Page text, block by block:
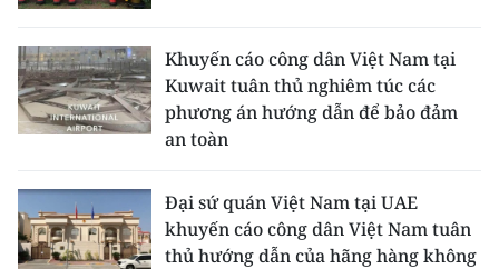
54 DÂN TỘC VIỆT NAM
CHƯƠNG TRÌNH OCOP - MỖI XÃ
RADIO
Khuyến cáo công dân Việt Nam tại
Kuwait tuân thủ nghiêm túc các
phương án hướng dẫn để bảo đảm
an toàn
Đại sứ quán Việt Nam tại UAE
khuyến cáo công dân Việt Nam tuân
thủ hướng dẫn của hãng hàng không